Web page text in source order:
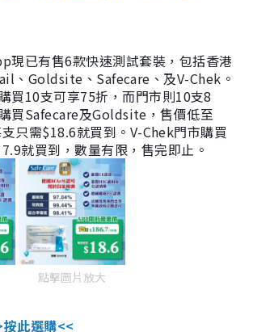
現已有售6款快速測試套裝，包括香港
、Goldsite、Safecare、及V-Chek。
買10支可享75折，而門市則10支8
買Safecare及Goldsite，售價低至
只需$18.6就買到。V-Chek門市購買
就買到，數量有限，售完即止。
點擊圖片放大
按此選購<<